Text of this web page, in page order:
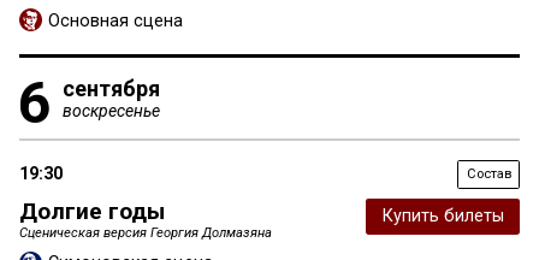
Основная сцена
6 сентября
воскресенье
19:30 Состав
Долгие годы
Сценическая версия Георгия Долмазяна
Купить билеты